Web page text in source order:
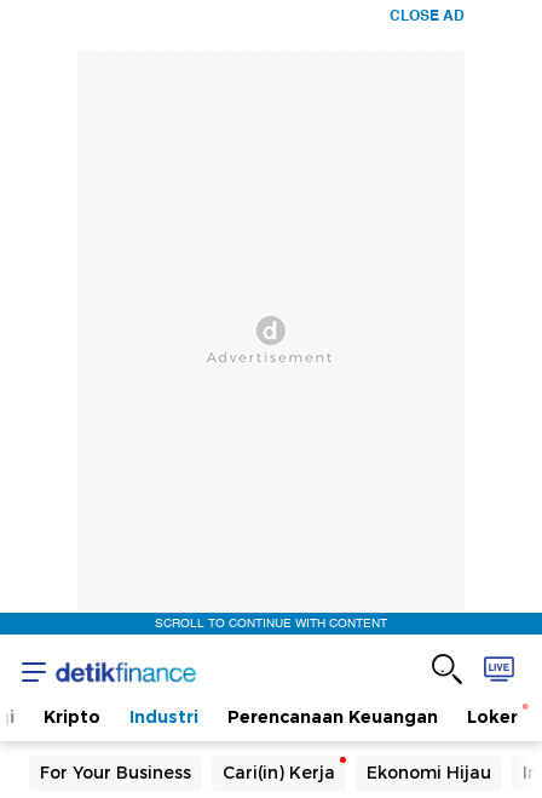
CLOSE AD
SCROLL TO CONTINUE WITH CONTENT
Kripto Industri Perencanaan Keuangan Loker
For Your Business Cari(in) Kerja Ekonomi Hijau